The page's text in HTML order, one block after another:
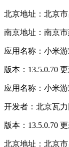
北京地址：北京
南京地址：南京
应用名称：小米
版本：13.5.0.70
应用名称：小米
开发者：北京瓦
版本：13.5.0.70
北京地址：北京